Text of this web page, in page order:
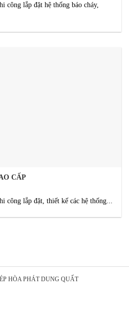
công lắp đặt hệ thống báo cháy,
CẤP
công lắp đặt, thiết kế các hệ thống...
HÒA PHÁT DUNG QUẤT